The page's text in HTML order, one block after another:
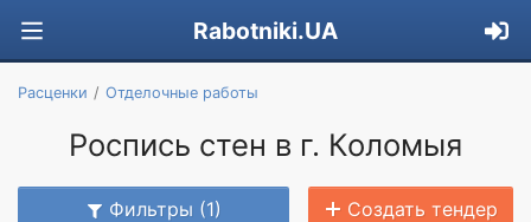
Rabotniki.UA
Расценки Отделочные работы
Роспись стен в г. Коломыя
Фильтры (1) Создать тендер